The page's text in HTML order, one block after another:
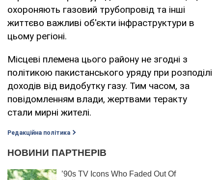
охороняють газовий трубопровід та інші
життєво важливі об'єкти інфраструктури в
цьому регіоні.
Місцеві племена цього району не згодні з
політикою пакистанського уряду при розподілі
доходів від видобутку газу. Тим часом, за
повідомленням влади, жертвами теракту
стали мирні жителі.
Редакційна політика